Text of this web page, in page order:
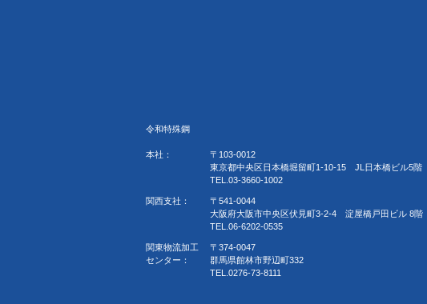
令和特殊鋼
本社：
〒103-0012
東京都中央区日本橋堀留町1-10-15 JL日本橋ビル5階
TEL.03-3660-1002
関西支社：
〒541-0044
大阪府大阪市中央区伏見町3-2-4 淀屋橋戸田ビル 8階
TEL.06-6202-0535
関東物流加工
センター：
〒374-0047
群馬県館林市野辺町332
TEL.0276-73-8111